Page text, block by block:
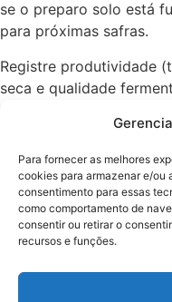
Para fornecer as melhores
cookies para armazenar e/ou
consentimento para essas
como comportamento de
consentir ou retirar o
recursos e funções.
se o preparo solo está
para próximas safras.
Registre produtividade
seca e qualidade
Faça avaliações
correção, adubação e
obtidos no campo.
Registro de
por Hectare